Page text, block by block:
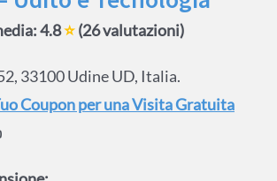
4.8⭐(26 valutazioni)
33100 Udine UD, Italia.
Coupon per una Visita Gratuita